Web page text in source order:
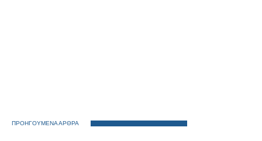
ΠΡΟΗΓΟΥΜΕΝΑ ΑΡΘΡΑ